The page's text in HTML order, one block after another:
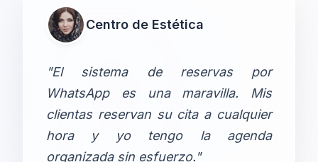
Centro de Estética
"El sistema de reservas por
WhatsApp es una maravilla. Mis
clientas reservan su cita a cualquier
hora y yo tengo la agenda
organizada sin esfuerzo."